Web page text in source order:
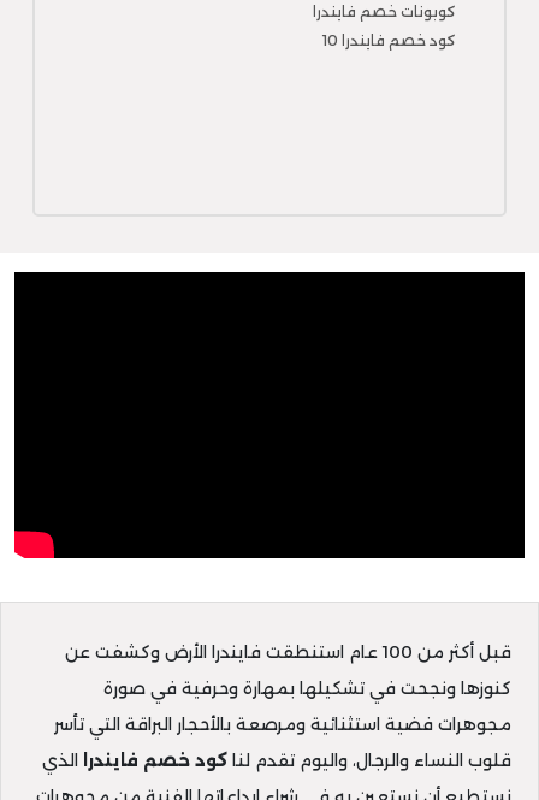
كوبونات خصم فايندرا
كود خصم فايندرا 10
قبل أكثر من 100 عام استنطقت فايندرا الأرض وكشفت عن
كنوزها ونجحت في تشكيلها بمهارة وحرفية في صورة
مجوهرات فضية استثنائية ومرصعة بالأحجار البراقة التي تأسر
قلوب النساء والرجال، واليوم تقدم لنا كود خصم فايندرا الذي